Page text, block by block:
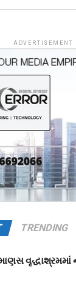
ADVERTISEMENT
TRENDING
વૃદ્ધાશ્રમમાં